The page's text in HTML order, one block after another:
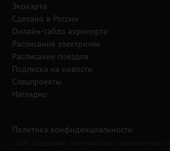
Экокарта
Сделано в России
Онлайн-табло аэропорта
Расписание электричек
Расписание поездов
Подписка на новости
Спецпроекты
Наглядно
Политика конфиденциальности